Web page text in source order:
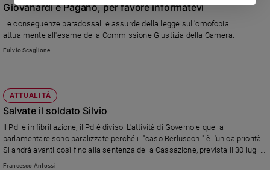
Giovanardi e Pagano, per favore informatevi
Le conseguenze paradossali e assurde della legge sull'omofobia
attualmente all'esame della Commissione Giustizia della Camera.
Fulvio Scaglione
ATTUALITÀ
Salvate il soldato Silvio
Il Pdl è in fibrillazione, il Pd è diviso. L'attività di Governo e quella
parlamentare sono paralizzate perché il "caso Berlusconi" è l'unica priorità.
Si andrà avanti così fino alla sentenza della Cassazione, prevista il 30 luglio.
Ma la crisi economica e i mercati non aspettano. Quanto potranno
Francesco Anfossi